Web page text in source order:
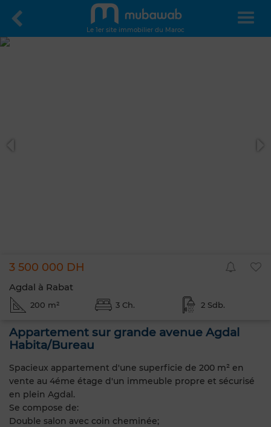
Le 1er site immobilier du Maroc
3 500 000 DH
Agdal à Rabat
200 m² 3 Ch. 2 Sdb.
Appartement sur grande avenue Agdal
Habita/Bureau
Spacieux appartement d'une superficie de 200 m² en
vente au 4éme étage d'un immeuble propre et sécurisé
en plein Agdal.
Se compose de:
Double salon avec coin cheminée;